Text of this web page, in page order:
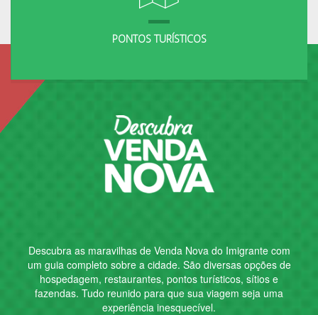
PONTOS TURÍSTICOS
Descubra as maravilhas de Venda Nova do Imigrante com
um guia completo sobre a cidade. São diversas opções de
hospedagem, restaurantes, pontos turísticos, sítios e
fazendas. Tudo reunido para que sua viagem seja uma
experiência inesquecível.